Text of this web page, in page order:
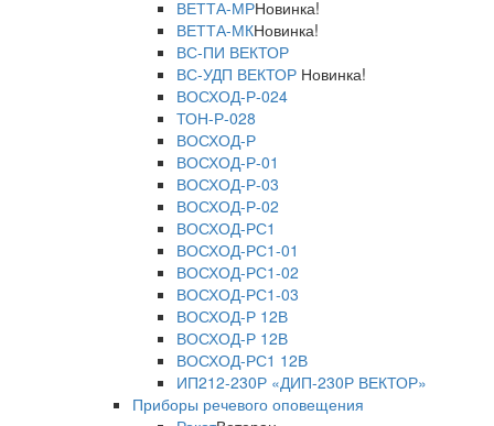
ВЕТТА-МРНовинка!
ВЕТТА-МКНовинка!
ВС-ПИ ВЕКТОР
ВС-УДП ВЕКТОР Новинка!
ВОСХОД-Р-024
ТОН-Р-028
ВОСХОД-Р
ВОСХОД-Р-01
ВОСХОД-Р-03
ВОСХОД-Р-02
ВОСХОД-РС1
ВОСХОД-РС1-01
ВОСХОД-РС1-02
ВОСХОД-РС1-03
ВОСХОД-Р 12В
ВОСХОД-Р 12В
ВОСХОД-РС1 12В
ИП212-230Р «ДИП-230Р ВЕКТОР»
Приборы речевого оповещения